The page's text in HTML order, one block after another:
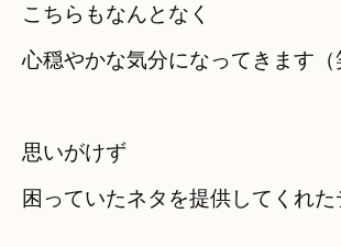
こちらもなんとなく
心穏やかな気分になってきます（
思いがけず
困っていたネタを提供してくれ